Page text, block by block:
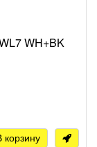
WH+BK
корзину